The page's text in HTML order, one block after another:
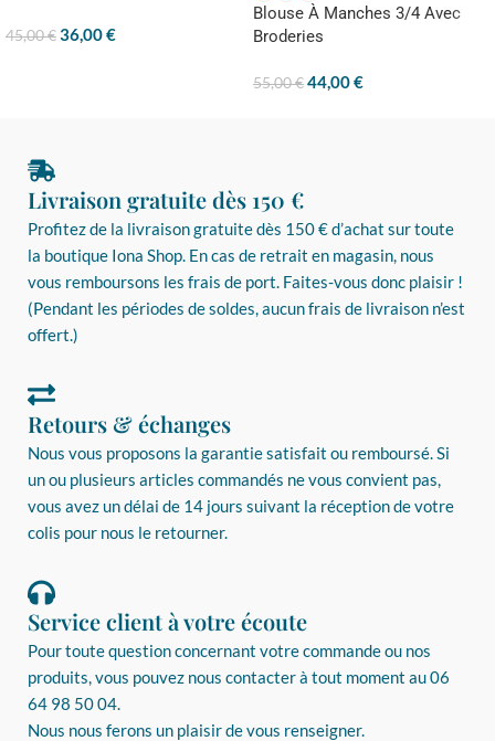
45,00€36,00€
Blouse À Manches 3/4 Avec
Broderies
55,00€44,00€
Livraison gratuite dès 150 €
Profitez de la livraison gratuite dès 150 € d’achat sur toute
la boutique Iona Shop. En cas de retrait en magasin, nous
vous remboursons les frais de port. Faites-vous donc plaisir !
(Pendant les périodes de soldes, aucun frais de livraison n’est
offert.)
Retours & échanges
Nous vous proposons la garantie satisfait ou remboursé. Si
un ou plusieurs articles commandés ne vous convient pas,
vous avez un délai de 14 jours suivant la réception de votre
colis pour nous le retourner.
Service client à votre écoute
Pour toute question concernant votre commande ou nos
produits, vous pouvez nous contacter à tout moment au06
64 98 50 04.
Nous nous ferons un plaisir de vous renseigner.